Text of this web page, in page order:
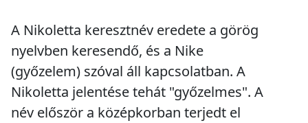
A Nikoletta keresztnév eredete a görög
nyelvben keresendő, és a Nike
(győzelem) szóval áll kapcsolatban. A
Nikoletta jelentése tehát "győzelmes". A
név először a középkorban terjedt el